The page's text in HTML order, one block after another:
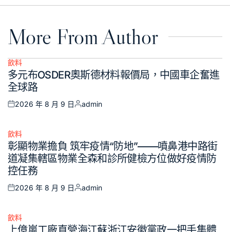
More From Author
Posted
in
飲料
多元布OSDER奧斯德材料報價局，中國車企奮進
全球路
Posted
2026 年 8 月 9 日
Posted
admin
Posted
in
飲料
彰顯物業擔負 筑牢疫情“防地”——噴鼻港中路街
道凝集轄區物業全森和診所健檢方位做好疫情防
控任務
Posted
2026 年 8 月 9 日
Posted
admin
Posted
飲料